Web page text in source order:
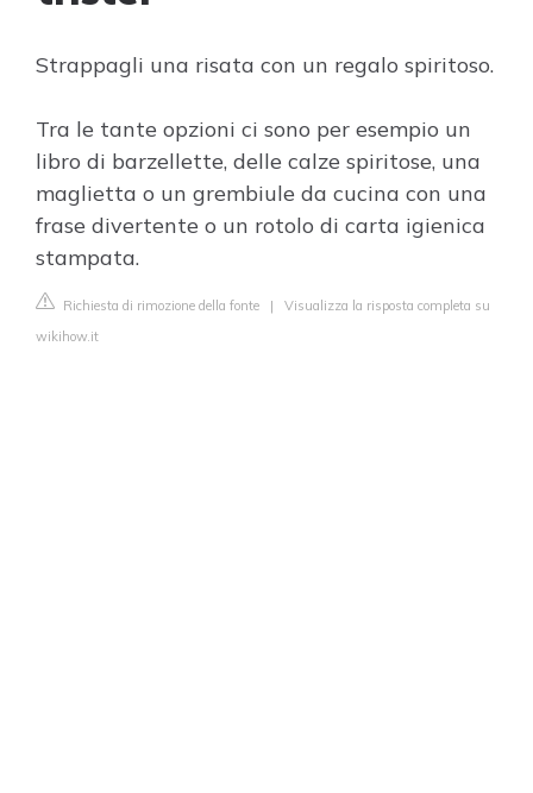
Strappagli una risata con un regalo spiritoso.
Tra le tante opzioni ci sono per esempio un
libro di barzellette, delle calze spiritose, una
maglietta o un grembiule da cucina con una
frase divertente o un rotolo di carta igienica
stampata.
Richiesta di rimozione della fonte | Visualizza la risposta completa su
wikihow.it